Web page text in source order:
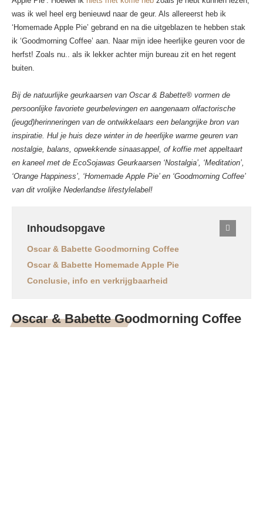
was ik wel heel erg benieuwd naar de geur. Als allereerst heb ik
‘Homemade Apple Pie’ gebrand en na die uitgeblazen te hebben stak
ik ‘Goodmorning Coffee’ aan. Naar mijn idee heerlijke geuren voor de
herfst! Zoals nu.. als ik lekker achter mijn bureau zit en het regent
buiten.
Bij de natuurlijke geurkaarsen van Oscar & Babette® vormen de
persoonlijke favoriete geurbelevingen en aangenaam olfactorische
(jeugd)herinneringen van de ontwikkelaars een belangrijke bron van
inspiratie. Hul je huis deze winter in de heerlijke warme geuren van
nostalgie, balans, opwekkende sinaasappel, of koffie met appeltaart
en kaneel met de EcoSojawas Geurkaarsen ‘Nostalgia’, ‘Meditation’,
‘Orange Happiness’, ‘Homemade Apple Pie’ en ‘Goodmorning Coffee’
van dit vrolijke Nederlandse lifestylelabel!
Inhoudsopgave
Oscar & Babette Goodmorning Coffee
Oscar & Babette Homemade Apple Pie
Conclusie, info en verkrijgbaarheid
Oscar & Babette Goodmorning Coffee